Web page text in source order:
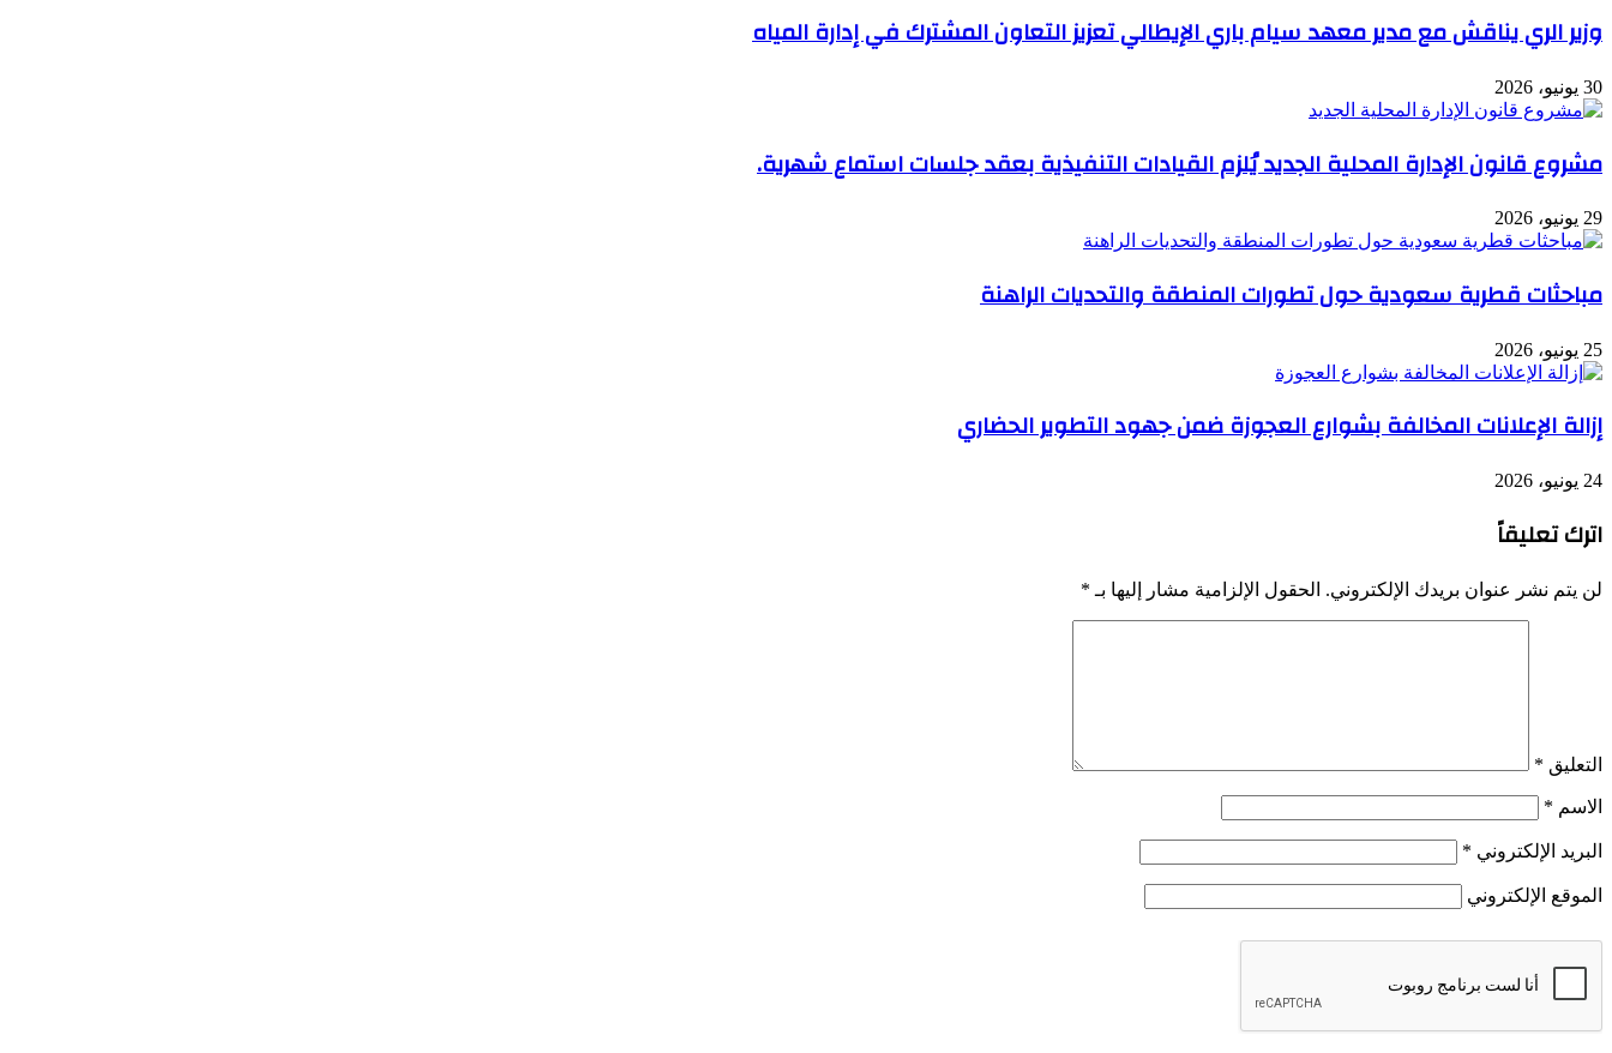
وزير الري يناقش مع مدير معهد سيام باري الإيطالي تعزيز التعاون المشترك في إدارة المياه
30 يونيو، 2026
مشروع قانون الإدارة المحلية الجديد يُلزم القيادات التنفيذية بعقد جلسات استماع شهرية.
29 يونيو، 2026
مباحثات قطرية سعودية حول تطورات المنطقة والتحديات الراهنة
25 يونيو، 2026
إزالة الإعلانات المخالفة بشوارع العجوزة ضمن جهود التطوير الحضاري
24 يونيو، 2026
اترك تعليقاً
لن يتم نشر عنوان بريدك الإلكتروني. الحقول الإلزامية مشار إليها بـ *
التعليق *
الاسم *
البريد الإلكتروني *
الموقع الإلكتروني